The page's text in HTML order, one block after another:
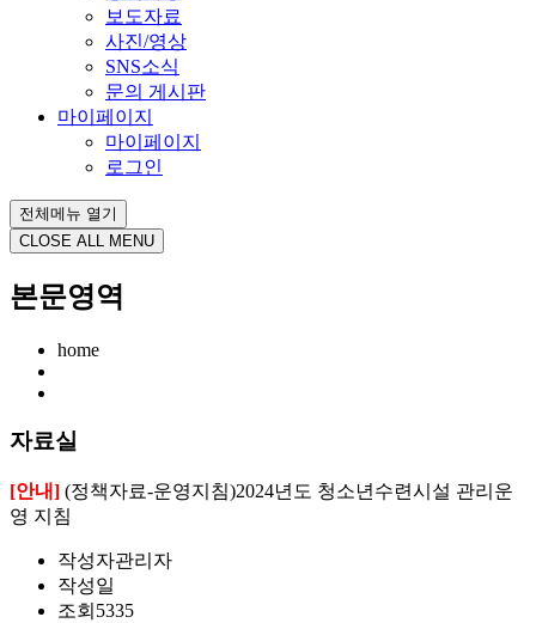
보도자료
사진/영상
SNS소식
문의 게시판
마이페이지
마이페이지
로그인
전체메뉴 열기
CLOSE ALL MENU
본문영역
home
자료실
[안내] (정책자료-운영지침)2024년도 청소년수련시설 관리운
영 지침
작성자관리자
작성일
조회 5335